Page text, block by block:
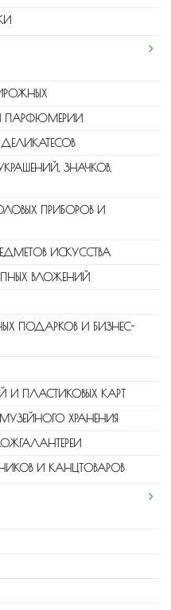
ПАРФЮМЕРИИ
ЗНАЧКОВ,
ПРИБОРОВ И
ИСКУССТВА
ВЛОЖЕНИЙ
ПОДАРКОВ И БИЗНЕС-
И ПЛАСТИКОВЫХ КАРТ
ХРАНЕНИЯ
И КАНЦТОВАРОВ